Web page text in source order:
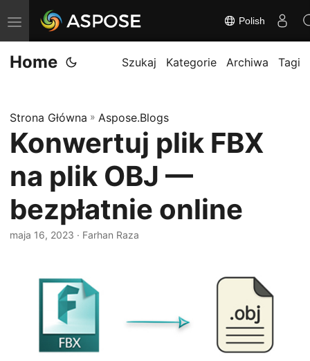
P
r
z
ą
c
n
a
w
i
Polish
Home Szukaj Kategorie Archiwa Tagi
Strona Główna » Aspose.Blogs
Konwertuj plik FBX
na plik OBJ —
bezpłatnie online
maja 16, 2023 · Farhan Raza